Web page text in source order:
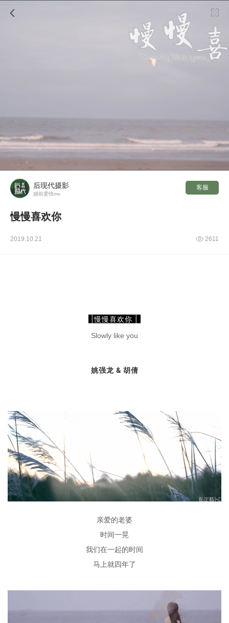

后现代摄影
婚前爱情mv
客服
慢慢喜欢你
2019.10.21 2611
|慢慢喜欢你 |
Slowly like you
姚强龙 & 胡倩
亲爱的老婆
时间一晃
我们在一起的时间
马上就四年了